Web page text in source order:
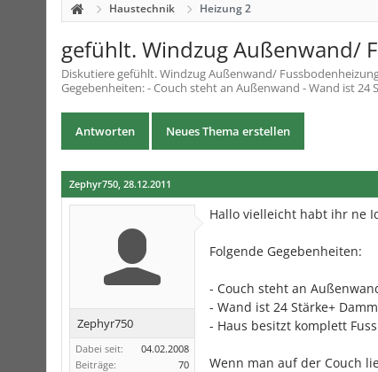
Haustechnik Heizung 2
gefühlt. Windzug Außenwand/
Diskutieregefühlt. Windzug Außenwand/
Gegebenheiten: - Couch steht an Außenwand - Wand ist 24
Antworten Neues Thema erstellen
Zephyr750, 28.12.2011
Zephyr750
Dabei seit:
04.02.2008
Beiträge:
70
Hallo vielleicht habt ihr ne
Folgende Gegebenheiten:
- Couch steht an
- Wand ist 24 Stärke+
- Haus besitzt komplett
Wenn man auf der Couch